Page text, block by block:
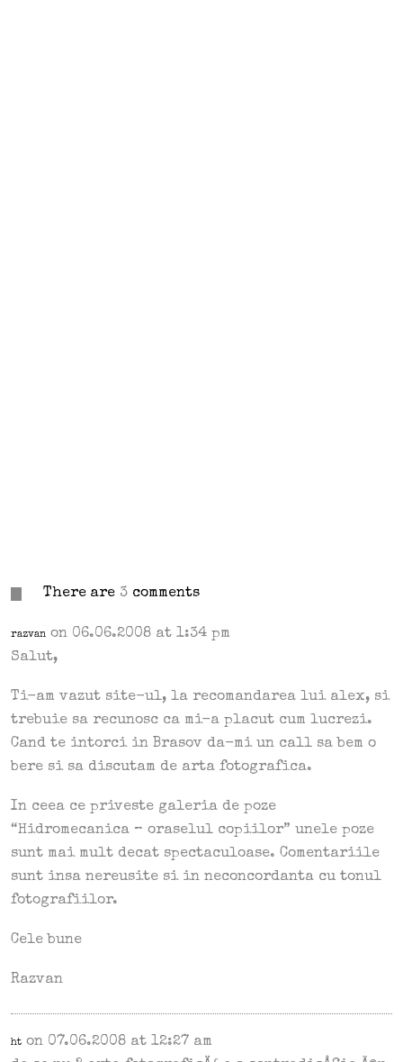
There are 3 comments
razvan on 06.06.2008 at 1:34 pm
Salut,
Ti-am vazut site-ul, la recomandarea lui alex, si
trebuie sa recunosc ca mi-a placut cum lucrezi.
Cand te intorci in Brasov da-mi un call sa bem o
bere si sa discutam de arta fotografica.
In ceea ce priveste galeria de poze
“Hidromecanica – oraselul copiilor” unele poze
sunt mai mult decat spectaculoase. Comentariile
sunt insa nereusite si in neconcordanta cu tonul
fotografiilor.
Cele bune
Razvan
ht on 07.06.2008 at 12:27 am